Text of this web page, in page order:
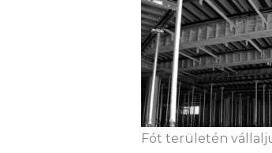
Fót területén